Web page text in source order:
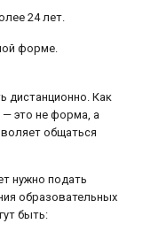
24 лет.
форме.
дистанционно. Как
— это не форма, а
общаться
нужно подать
образовательных
быть: